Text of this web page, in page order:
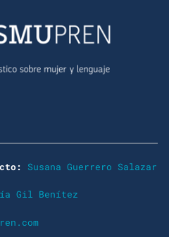
Susana Guerrero Salazar
Gil Benítez